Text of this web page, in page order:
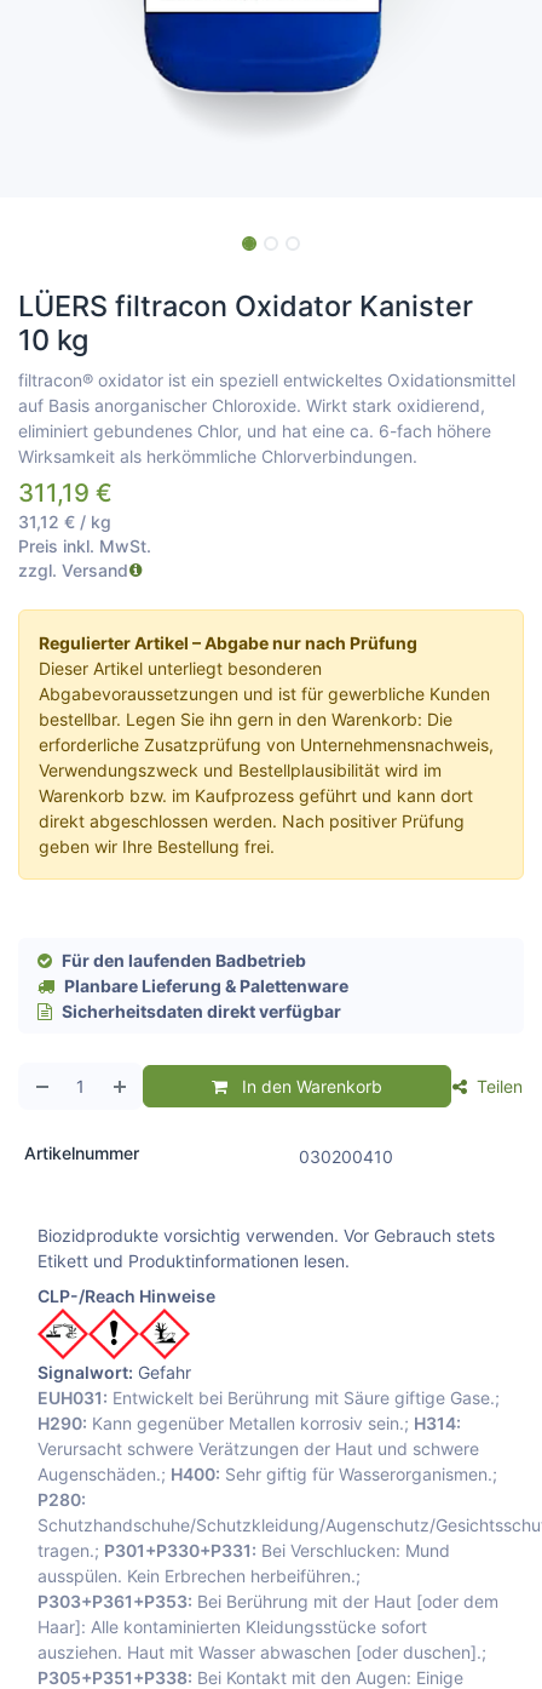
LÜERS filtracon Oxidator Kanister
10 kg
filtracon® oxidator ist ein speziell entwickeltes Oxidationsmittel
auf Basis anorganischer Chloroxide. Wirkt stark oxidierend,
eliminiert gebundenes Chlor, und hat eine ca. 6-fach höhere
Wirksamkeit als herkömmliche Chlorverbindungen.
311,19 €
31,12 € / kg
Preis inkl. MwSt.
zzgl. Versand
Regulierter Artikel – Abgabe nur nach Prüfung
Dieser Artikel unterliegt besonderen
Abgabevoraussetzungen und ist für gewerbliche Kunden
bestellbar. Legen Sie ihn gern in den Warenkorb: Die
erforderliche Zusatzprüfung von Unternehmensnachweis,
Verwendungszweck und Bestellplausibilität wird im
Warenkorb bzw. im Kaufprozess geführt und kann dort
direkt abgeschlossen werden. Nach positiver Prüfung
geben wir Ihre Bestellung frei.
Für den laufenden Badbetrieb
Planbare Lieferung & Palettenware
Sicherheitsdaten direkt verfügbar
In den Warenkorb Teilen
Artikelnummer 030200410
Biozidprodukte vorsichtig verwenden. Vor Gebrauch stets
Etikett und Produktinformationen lesen.
CLP-/Reach Hinweise
Signalwort: Gefahr
EUH031: Entwickelt bei Berührung mit Säure giftige Gase.;
H290: Kann gegenüber Metallen korrosiv sein.; H314:
Verursacht schwere Verätzungen der Haut und schwere
Augenschäden.; H400: Sehr giftig für Wasserorganismen.;
P280:
Schutzhandschuhe/Schutzkleidung/Augenschutz/
tragen.; P301+P330+P331: Bei Verschlucken: Mund
ausspülen. Kein Erbrechen herbeiführen.;
P303+P361+P353: Bei Berührung mit der Haut [oder dem
Haar]: Alle kontaminierten Kleidungsstücke sofort
ausziehen. Haut mit Wasser abwaschen [oder duschen].;
P305+P351+P338: Bei Kontakt mit den Augen: Einige